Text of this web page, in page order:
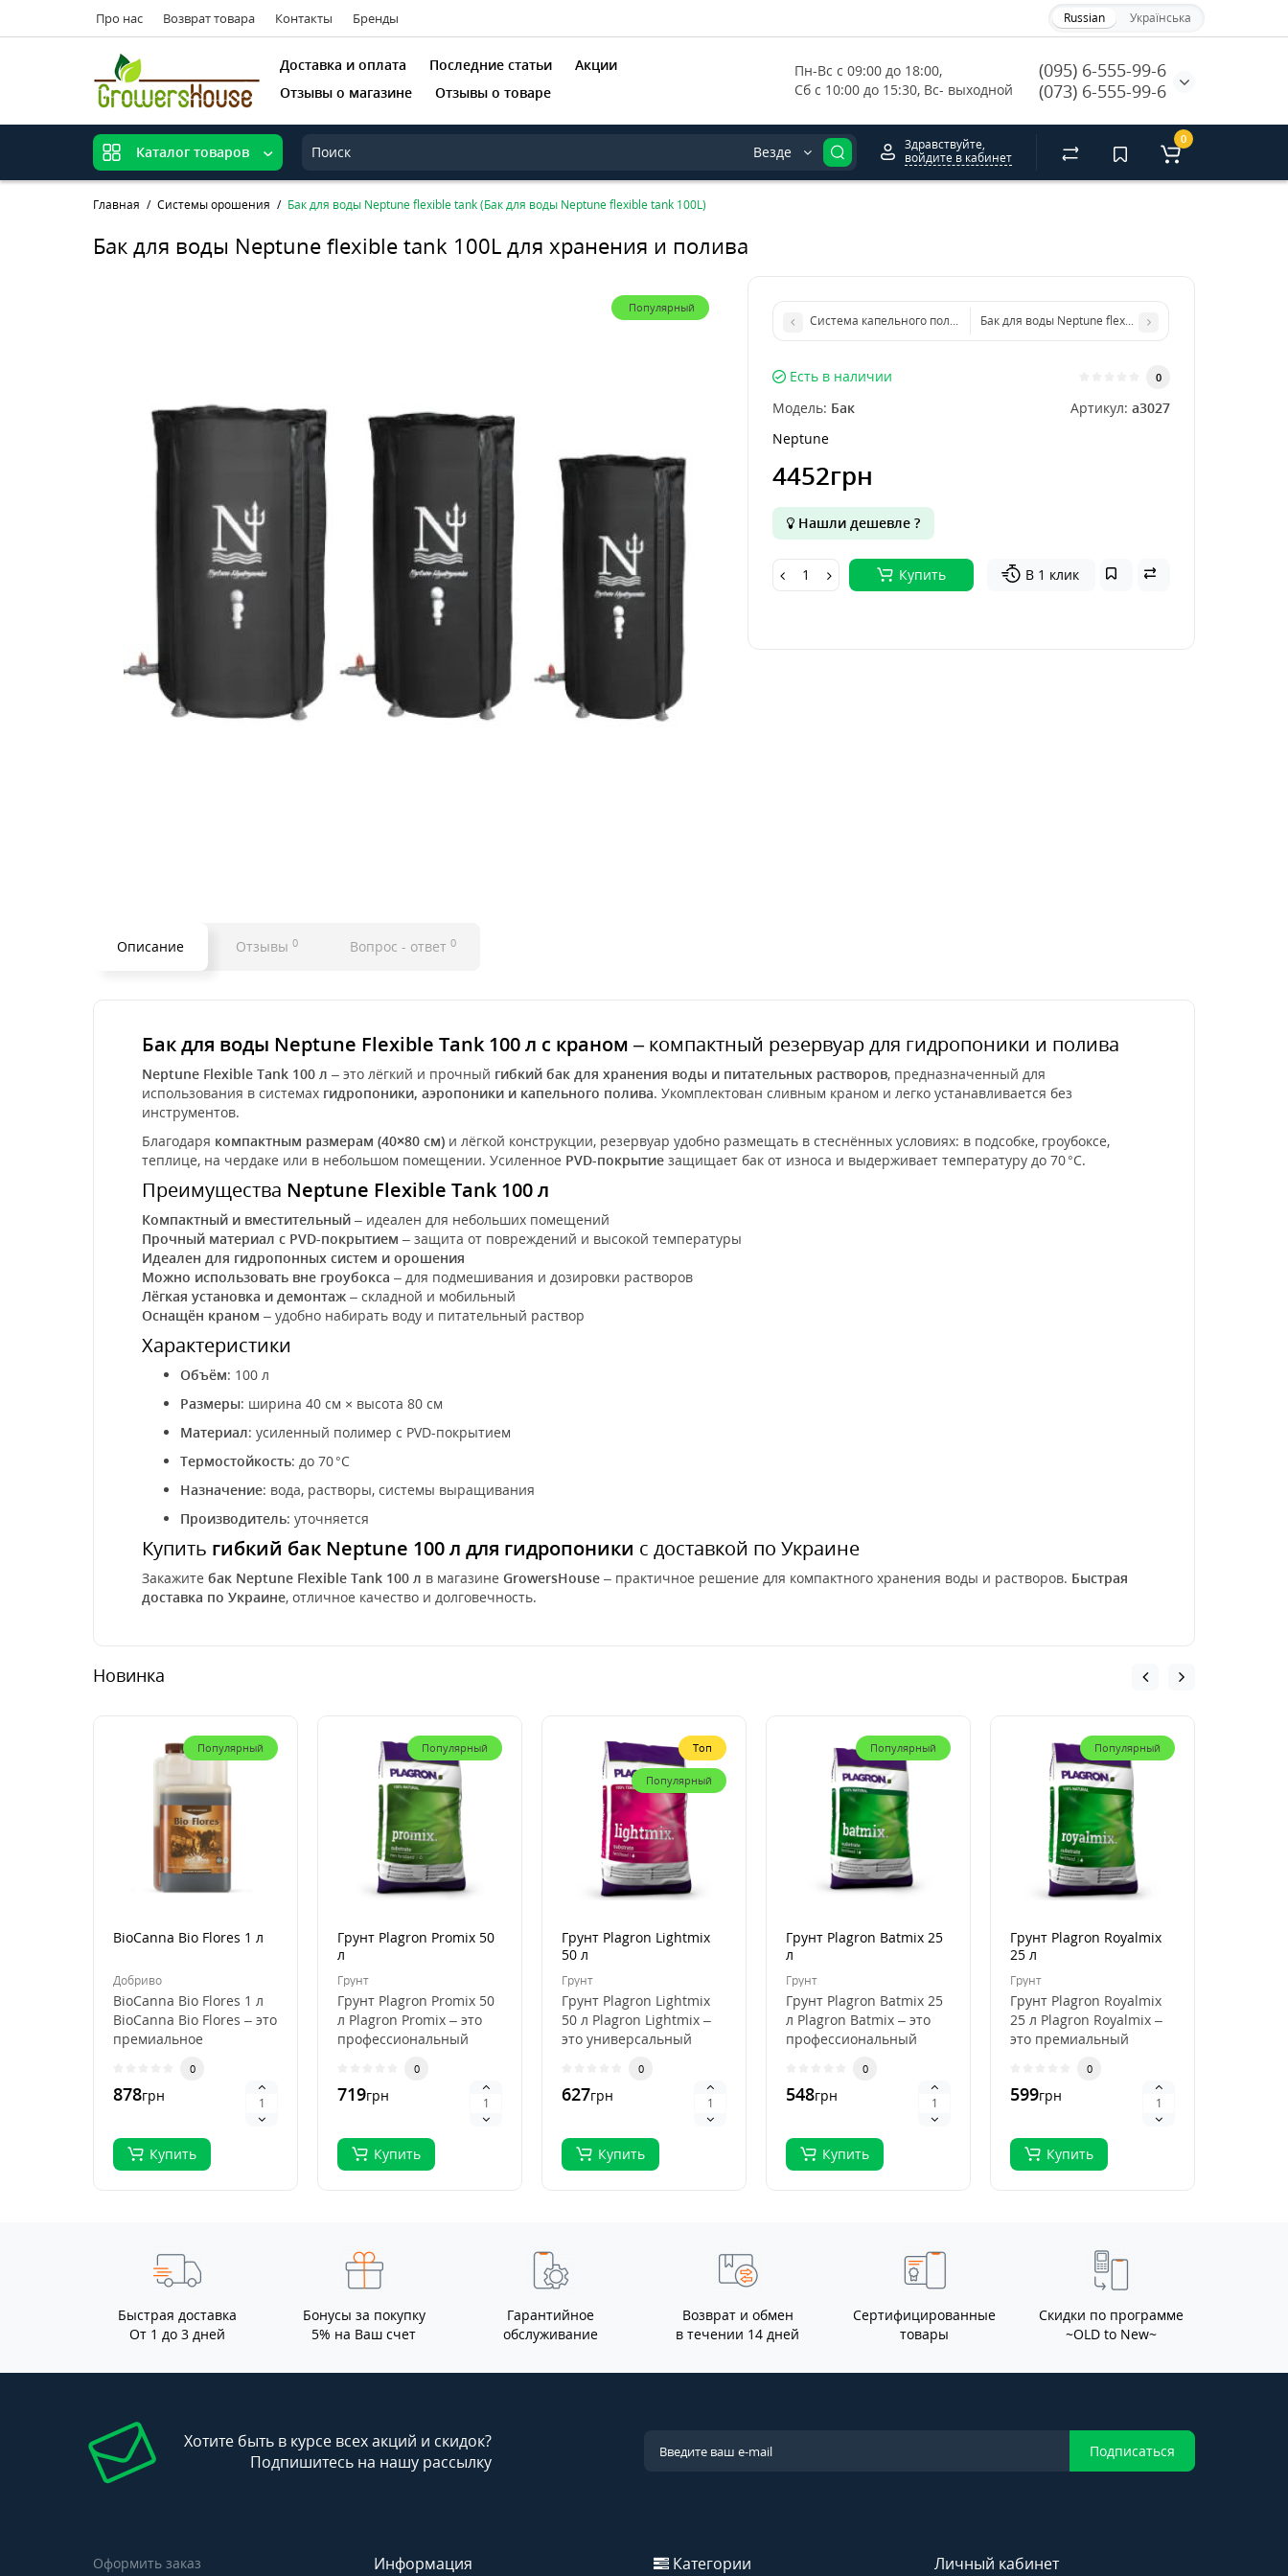
Про нас Возврат товара Контакты Бренды Russian Українська
Пн-Вс с 09:00 до 18:00,
Сб с 10:00 до 15:30, Вс- выходной
(095) 6-555-99-6
(073) 6-555-99-6
Доставка и оплата Последние статьи
Акции
Отзывы о магазине
Отзывы о товаре
Каталог товаров Везде
Здравствуйте,
войдите в кабинет
0
Главная Системы орошения Бак для воды Neptune flexible tank (Бак для воды Neptune flexible tank 100L)
Бак для воды Neptune flexible tank 100L для хранения и полива
Популярный
Система капельного полива Mars Hydro на 8 растений
Бак для воды Neptune flexible tank (Бак для воды
Есть в наличии 0
Модель: Бак Артикул: a3027
Neptune
4452грн
Нашли дешевле ?
Купить В 1 клик
Описание Отзывы 0 Вопрос - ответ 0
Бак для воды Neptune Flexible Tank 100 л с краном – компактный резервуар для гидропоники и полива
Neptune Flexible Tank 100 л – это лёгкий и прочный гибкий бак для хранения воды и питательных растворов, предназначенный для
использования в системах гидропоники, аэропоники и капельного полива. Укомплектован сливным краном и легко устанавливается без
инструментов.
Благодаря компактным размерам (40×80 см) и лёгкой конструкции, резервуар удобно размещать в стеснённых условиях: в подсобке, гроубоксе,
теплице, на чердаке или в небольшом помещении. Усиленное PVD-покрытие защищает бак от износа и выдерживает температуру до 70 °C.
Преимущества Neptune Flexible Tank 100 л
Компактный и вместительный – идеален для небольших помещений
Прочный материал с PVD-покрытием – защита от повреждений и высокой температуры
Идеален для гидропонных систем и орошения
Можно использовать вне гроубокса – для подмешивания и дозировки растворов
Лёгкая установка и демонтаж – складной и мобильный
Оснащён краном – удобно набирать воду и питательный раствор
Характеристики
Объём: 100 л
Размеры: ширина 40 см × высота 80 см
Материал: усиленный полимер с PVD-покрытием
Термостойкость: до 70 °C
Назначение: вода, растворы, системы выращивания
Производитель: уточняется
Купить гибкий бак Neptune 100 л для гидропоники с доставкой по Украине
Закажите бак Neptune Flexible Tank 100 л в магазине GrowersHouse – практичное решение для компактного хранения воды и растворов. Быстрая
доставка по Украине, отличное качество и долговечность.
Новинка
Популярный
BioCanna Bio Flores 1 л
Добриво
BioCanna Bio Flores 1 л
BioCanna Bio Flores – это
премиальное
удобрение для ст..
0
878грн
Купить
Популярный
Грунт Plagron Promix 50
л
Грунт
Грунт Plagron Promix 50
л Plagron Promix – это
профессиональный
выращивания
растений, ..
0
719грн
Купить
Топ
Популярный
Грунт Plagron Lightmix
50 л
Грунт
Грунт Plagron Lightmix
50 л Plagron Lightmix –
это универсальный
выращивания..
0
627грн
Купить
Популярный
Грунт Plagron Batmix 25
л
Грунт
Грунт Plagron Batmix 25
л Plagron Batmix – это
профессиональный
органического
выращива..
0
548грн
Купить
Популярный
Грунт Plagron Royalmix
25 л
Грунт
Грунт Plagron Royalmix
25 л Plagron Royalmix –
это премиальный
органического в..
0
599грн
Купить
Быстрая доставка
От 1 до 3 дней
Бонусы за покупку
5% на Ваш счет
Гарантийное
обслуживание
Возврат и обмен
в течении 14 дней
Сертифицированные
товары
Скидки по программе
~OLD to New~
Хотите быть в курсе всех акций и скидок?
Подпишитесь на нашу рассылку
Подписаться
Оформить заказ Информация Категории Личный кабинет